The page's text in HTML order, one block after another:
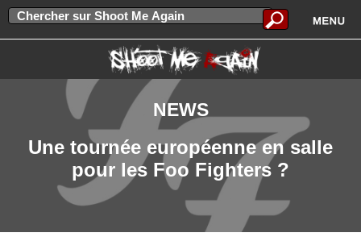
NEWS
Une tournée européenne en salle
pour les Foo Fighters ?